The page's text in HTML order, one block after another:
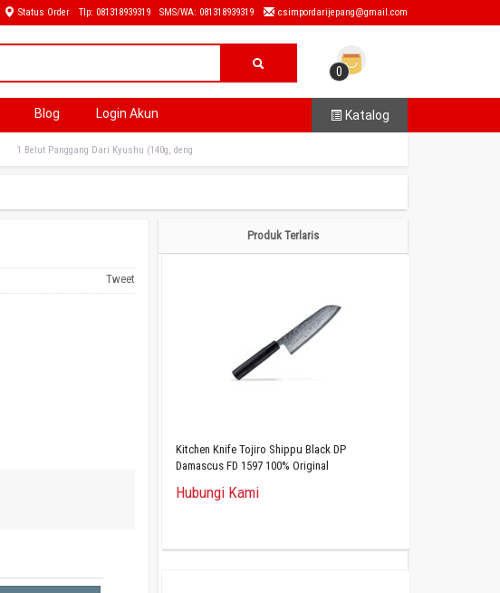
Status Order Tlp: 081318939319 SMS/WA: 081318939319 csimpordarijepang@gmail.com
0
Blog Login Akun Katalog
1 Belut Panggang Dari Kyushu (140g, deng
Tweet
Produk Terlaris
Kitchen Knife Tojiro Shippu Black DP
Damascus FD 1597 100% Original
Hubungi Kami